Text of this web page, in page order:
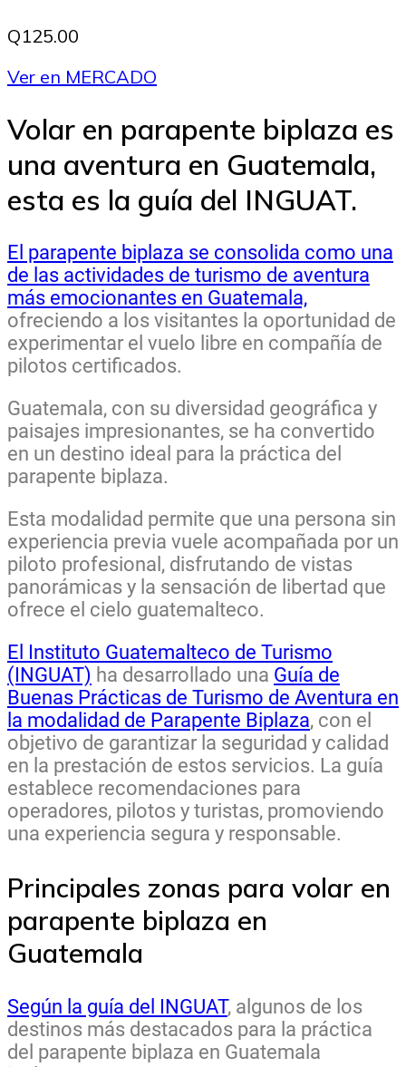
Q125.00
Ver en MERCADO
Volar en parapente biplaza es
una aventura en Guatemala,
esta es la guía del INGUAT.
El parapente biplaza se consolida como una
de las actividades de turismo de aventura
más emocionantes en Guatemala,
ofreciendo a los visitantes la oportunidad de
experimentar el vuelo libre en compañía de
pilotos certificados.
Guatemala, con su diversidad geográfica y
paisajes impresionantes, se ha convertido
en un destino ideal para la práctica del
parapente biplaza.
Esta modalidad permite que una persona sin
experiencia previa vuele acompañada por un
piloto profesional, disfrutando de vistas
panorámicas y la sensación de libertad que
ofrece el cielo guatemalteco.
El Instituto Guatemalteco de Turismo
(INGUAT) ha desarrollado una Guía de
Buenas Prácticas de Turismo de Aventura en
la modalidad de Parapente Biplaza, con el
objetivo de garantizar la seguridad y calidad
en la prestación de estos servicios. La guía
establece recomendaciones para
operadores, pilotos y turistas, promoviendo
una experiencia segura y responsable.
Principales zonas para volar en
parapente biplaza en
Guatemala
Según la guía del INGUAT, algunos de los
destinos más destacados para la práctica
del parapente biplaza en Guatemala